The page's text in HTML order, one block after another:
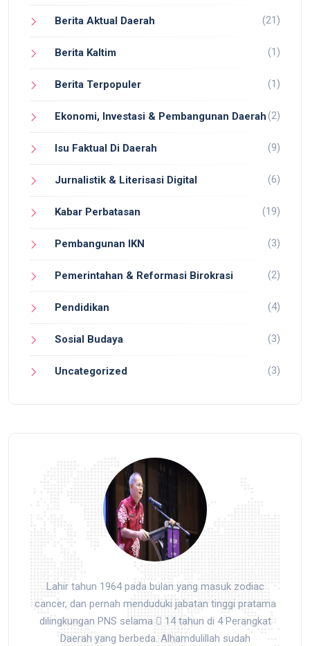
Berita Aktual Daerah (21)
Berita Kaltim (1)
Berita Terpopuler (1)
Ekonomi, Investasi & Pembangunan Daerah(2)
Isu Faktual Di Daerah (9)
Jurnalistik & Literisasi Digital (6)
Kabar Perbatasan (19)
Pembangunan IKN (3)
Pemerintahan & Reformasi Birokrasi (2)
Pendidikan (4)
Sosial Budaya (3)
Uncategorized (3)
Lahir tahun 1964 pada bulan yang masuk zodiac
cancer, dan pernah menduduki jabatan tinggi pratama
dilingkungan PNS selama  14 tahun di 4 Perangkat
Daerah yang berbeda. Alhamdulillah sudah